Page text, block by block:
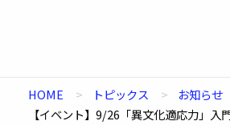
HOME トピックス
お知らせ
【イベント】9/26「異文化適応力」入